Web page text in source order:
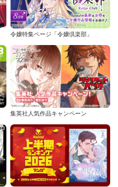
令嬢特集ページ「令嬢倶楽部」
集英社人気作品キャンペーン